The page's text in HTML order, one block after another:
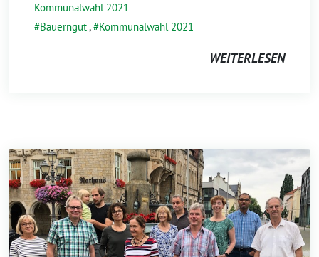
Kommunalwahl 2021
Bauerngut, Kommunalwahl 2021
WEITERLESEN